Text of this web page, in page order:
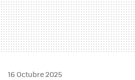
16 Octubre 2025